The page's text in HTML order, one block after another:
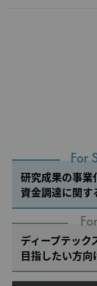
For
研究成果の事業
資金調達に関す
ディープテック
目指したい方